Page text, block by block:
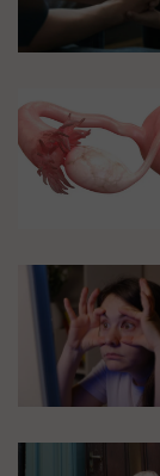
porada
porada
sesja
sesja
sesja
wizyta
sesja
sesja